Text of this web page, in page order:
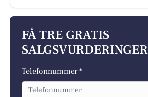
FÅ TRE GRATIS
SALGSVURDERINGER
Telefonnummer *